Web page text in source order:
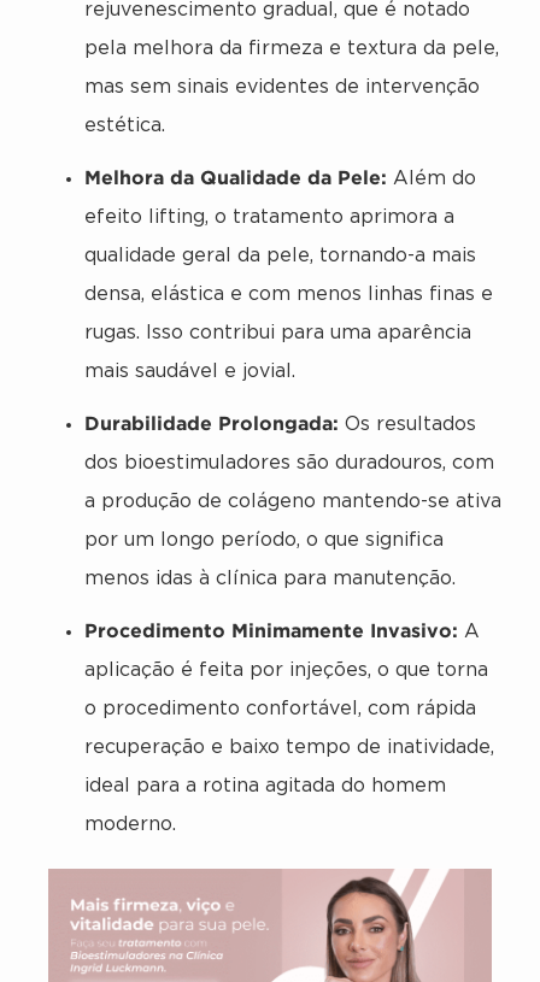
rejuvenescimento gradual, que é notado
pela melhora da firmeza e textura da pele,
mas sem sinais evidentes de intervenção
estética.
Melhora da Qualidade da Pele: Além do
efeito lifting, o tratamento aprimora a
qualidade geral da pele, tornando-a mais
densa, elástica e com menos linhas finas e
rugas. Isso contribui para uma aparência
mais saudável e jovial.
Durabilidade Prolongada: Os resultados
dos bioestimuladores são duradouros, com
a produção de colágeno mantendo-se ativa
por um longo período, o que significa
menos idas à clínica para manutenção.
Procedimento Minimamente Invasivo: A
aplicação é feita por injeções, o que torna
o procedimento confortável, com rápida
recuperação e baixo tempo de inatividade,
ideal para a rotina agitada do homem
moderno.